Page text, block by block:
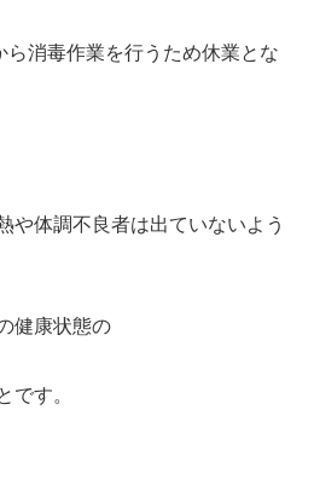
ら消毒作業を行うため休業とな
や体調不良者は出ていないよう
健康状態の
です。